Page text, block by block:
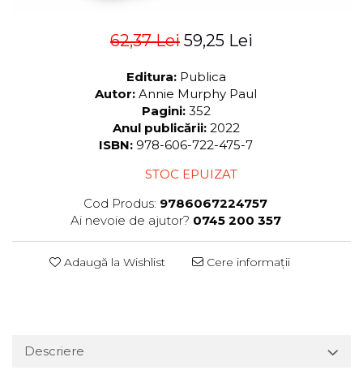
62,37 Lei 59,25 Lei
Editura: Publica
Autor: Annie Murphy Paul
Pagini: 352
Anul publicării: 2022
ISBN: 978-606-722-475-7
STOC EPUIZAT
Cod Produs: 9786067224757
Ai nevoie de ajutor? 0745 200 357
Adaugă la Wishlist Cere informații
Descriere